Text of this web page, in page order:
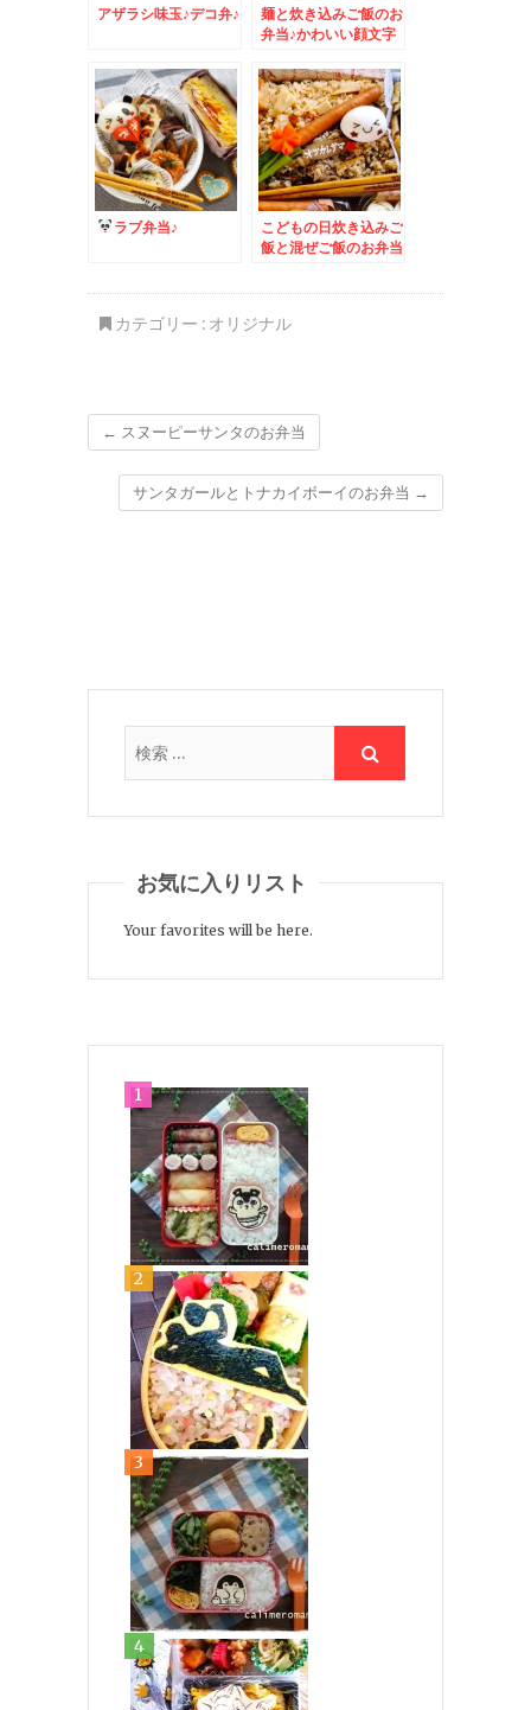
アザラシ味玉♪デコ弁♪
麺と炊き込みご飯のお
弁当♪かわいい顔文字
ラブ弁当♪
こどもの日炊き込みご
飯と混ぜご飯のお弁当
カテゴリー : オリジナル
← スヌーピーサンタのお弁当
サンタガールとトナカイボーイのお弁当 →
お気に入りリスト
Your favorites will be here.